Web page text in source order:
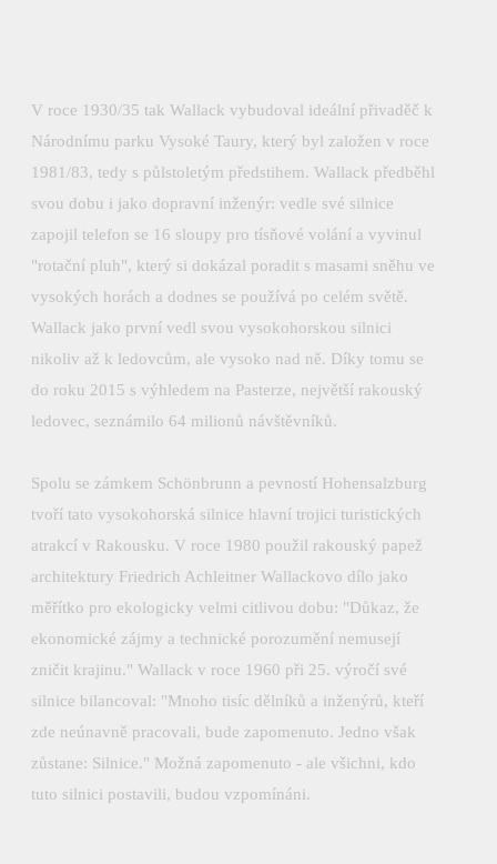
V roce 1930/35 tak Wallack vybudoval ideální přivaděč k
Národnímu parku Vysoké Taury, který byl založen v roce
1981/83, tedy s půlstoletým předstihem. Wallack předběhl
svou dobu i jako dopravní inženýr: vedle své silnice
zapojil telefon se 16 sloupy pro tísňové volání a vyvinul
"rotační pluh", který si dokázal poradit s masami sněhu ve
vysokých horách a dodnes se používá po celém světě.
Wallack jako první vedl svou vysokohorskou silnici
nikoliv až k ledovcům, ale vysoko nad ně. Díky tomu se
do roku 2015 s výhledem na Pasterze, největší rakouský
ledovec, seznámilo 64 milionů návštěvníků.
Spolu se zámkem Schönbrunn a pevností Hohensalzburg
tvoří tato vysokohorská silnice hlavní trojici turistických
atrakcí v Rakousku. V roce 1980 použil rakouský papež
architektury Friedrich Achleitner Wallackovo dílo jako
měřítko pro ekologicky velmi citlivou dobu: "Důkaz, že
ekonomické zájmy a technické porozumění nemusejí
zničit krajinu." Wallack v roce 1960 při 25. výročí své
silnice bilancoval: "Mnoho tisíc dělníků a inženýrů, kteří
zde neúnavně pracovali, bude zapomenuto. Jedno však
zůstane: Silnice." Možná zapomenuto - ale všichni, kdo
tuto silnici postavili, budou vzpomínáni.